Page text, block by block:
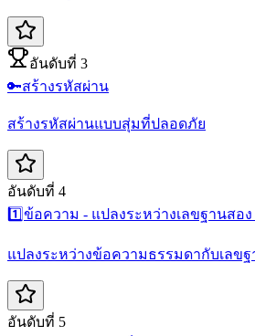
อันดับที่ 3
🔑สร้างรหัสผ่าน
สร้างรหัสผ่านแบบสุ่มที่ปลอดภัย
อันดับที่ 4
1️⃣ข้อความ - แปลงระหว่างเลขฐานสอง
แปลงระหว่างข้อความธรรมดากับเลขฐ
อันดับที่ 5